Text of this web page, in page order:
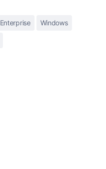
Enterprise Windows